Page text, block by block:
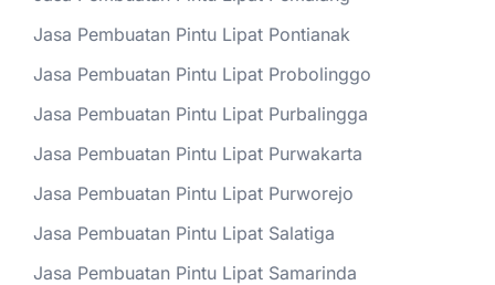
Jasa Pembuatan Pintu Lipat Pontianak
Jasa Pembuatan Pintu Lipat Probolinggo
Jasa Pembuatan Pintu Lipat Purbalingga
Jasa Pembuatan Pintu Lipat Purwakarta
Jasa Pembuatan Pintu Lipat Purworejo
Jasa Pembuatan Pintu Lipat Salatiga
Jasa Pembuatan Pintu Lipat Samarinda